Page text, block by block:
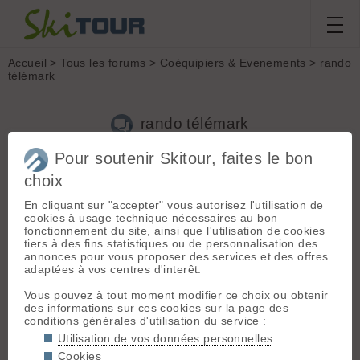
Accueil >Tous les forums > Coéquipiers & Evenements > rando
télémark
rando télémark
Nouveau sujet
Voir tous les sujets Chercher Archives
Maffy- Le 26/11/2014 15:29
Vous pouvez compter encore une telemarkeuse de rando sur
Grenoble.
Je salu l'idée de donner plus de visibilité à la pratique de
telemark.
Donc definitivement pour une liste co-equipier ou similaire et
échange sur le matos... surtout sur la nouvelle fixe de M
www.the-m-equipment.com/en/
Peut-on rallier finalement légerté et telemark?
Pour soutenir Skitour, faites le bon
choix
En cliquant sur "accepter" vous autorisez l'utilisation de
cookies à usage technique nécessaires au bon
fonctionnement du site, ainsi que l'utilisation de cookies
tiers à des fins statistiques ou de personnalisation des
annonces pour vous proposer des services et des offres
adaptées à vos centres d'interêt.
Vous pouvez à tout moment modifier ce choix ou obtenir
des informations sur ces cookies sur la page des
conditions générales d'utilisation du service :
Utilisation de vos données personnelles
Cookies